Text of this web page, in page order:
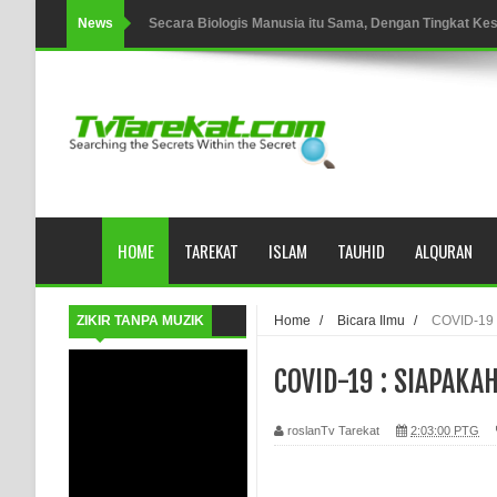
News Secara Biologis Manusia itu Sama, Dengan Tingkat
WAHDATUL WUJUD, WAHDATU SYUHUD, DAN
WAHDATUL WUJUD ITU APA..??
HIKMAH AL-HIKAM IMAM IBNU ‘AṬĀ’ILLĀH -
AHLI SUFFAH: GOLONGAN SUFI PERTAMA DI ZAMAN
Integritas amanah.
WAHDATUL WUJUD (IBNU ARABI) DAN WAHDATUS
HOME TAREKAT ISLAM TAUHID ALQURAN
ZIKIR TANPA MUZIK Home / Bicara Ilmu / COVID-19
COVID-19 :
roslanTv Tarekat 2:03:00 PTG